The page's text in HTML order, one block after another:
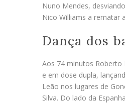
Nuno Mendes,
Nico Williams a rematar
Dança dos
Aos 74 minutos
e em dose dupla,
Leão nos lugares de
Silva. Do lado da